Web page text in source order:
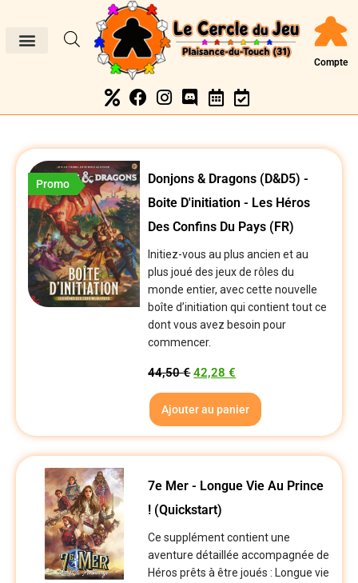
Compte
Promo
Donjons & Dragons (D&D5) -
Boite D'initiation - Les Héros
Des Confins Du Pays (FR)
Initiez-vous au plus ancien et au
plus joué des jeux de rôles du
monde entier, avec cette nouvelle
boîte d’initiation qui contient tout ce
dont vous avez besoin pour
commencer.
44,50€ 42,28€
Ajouter au panier
7e Mer - Longue Vie Au Prince
! (Quickstart)
Ce supplément contient une
aventure détaillée accompagnée de
Héros prêts à être joués : Longue vie